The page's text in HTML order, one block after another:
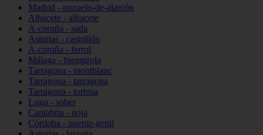
Madrid - pozuelo-de-alarcón
Albacete - albacete
A-coruña - sada
Asturias - castrillón
A-coruña - ferrol
Málaga - fuengirola
Tarragona - montblanc
Tarragona - tarragona
Tarragona - tortosa
Lugo - sober
Cantabria - noja
Córdoba - puente-genil